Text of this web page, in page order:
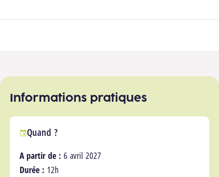
Informations pratiques
Quand ?
A partir de : 6 avril 2027
Durée : 12h